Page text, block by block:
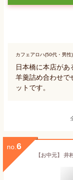
カフェアロハ(50代・男性)
日本橋に本店が
羊羹詰め合わせで
ットです。
no. 6